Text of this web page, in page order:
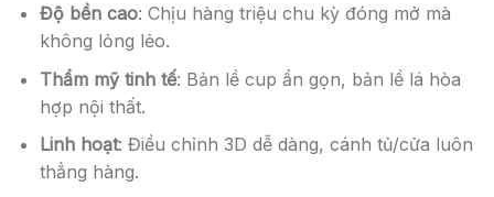
Độ bền cao: Chịu hàng triệu chu kỳ đóng mở mà
không lỏng lẻo.
Thẩm mỹ tinh tế: Bản lề cup ẩn gọn, bản lề lá hòa
hợp nội thất.
Linh hoạt: Điều chỉnh 3D dễ dàng, cánh tủ/cửa luôn
thẳng hàng.